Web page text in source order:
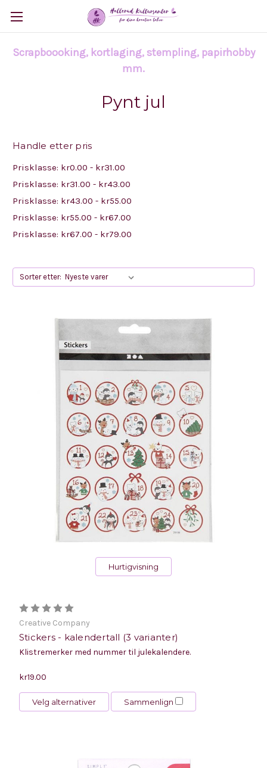
Scrapboooking, kortlaging, stempling, papirhobby
mm.
Pynt jul
Handle etter pris
Prisklasse: kr0.00 - kr31.00
Prisklasse: kr31.00 - kr43.00
Prisklasse: kr43.00 - kr55.00
Prisklasse: kr55.00 - kr67.00
Prisklasse: kr67.00 - kr79.00
Sorter etter:
Hurtigvisning
Creative Company
Stickers - kalendertall (3 varianter)
Klistremerker med nummer til julekalendere.
kr19.00
Velg alternativer Sammenlign